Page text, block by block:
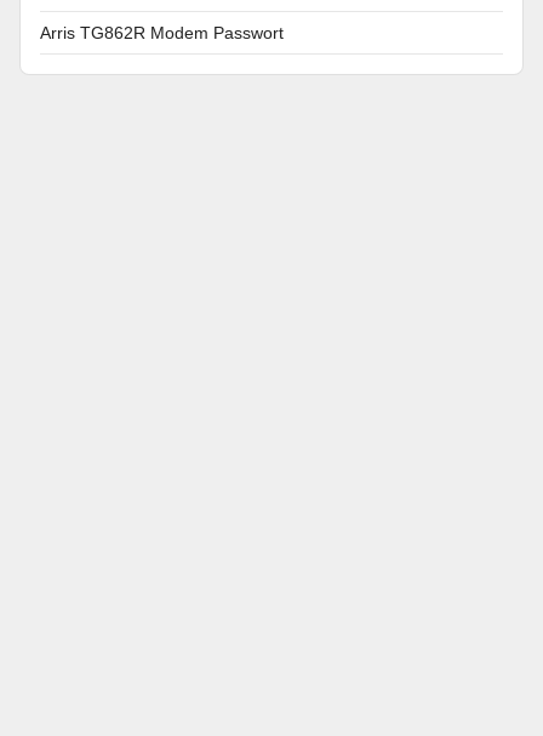
Arris TG862R Modem Passwort